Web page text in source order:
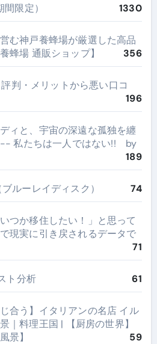
限定） 1330
む神戸養蜂場が厳選した高品
蜂場 通販ショップ】
356
判・メリットから悪い口コ
196
ィと、宇宙の深遠な孤独を纏
-- 私たちは一人ではない!! by
189
ルーレイディスク） 74
つか移住したい！」と思って
現実に引き戻されるデータで
71
ト分析 61
合う】イタリアンの名店 イル
｜料理王国 | 【厨房の世界】
景】
59